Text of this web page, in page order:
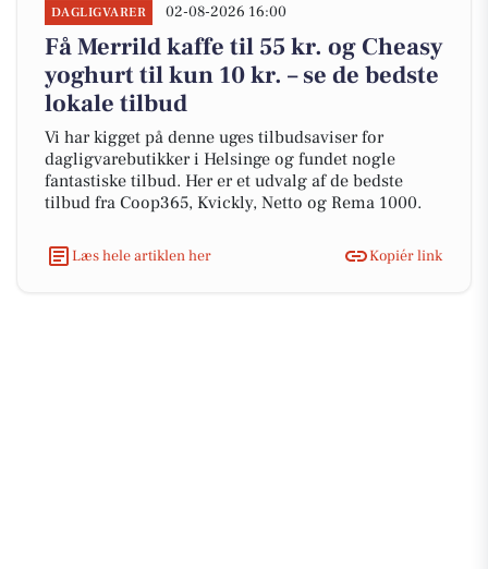
DAGLIGVARER 02-08-2026 16:00
Få Merrild kaffe til 55 kr. og Cheasy
yoghurt til kun 10 kr. – se de bedste
lokale tilbud
Vi har kigget på denne uges tilbudsaviser for
dagligvarebutikker i Helsinge og fundet nogle
fantastiske tilbud. Her er et udvalg af de bedste
tilbud fra Coop365, Kvickly, Netto og Rema 1000.
Læs hele artiklen her Kopiér link